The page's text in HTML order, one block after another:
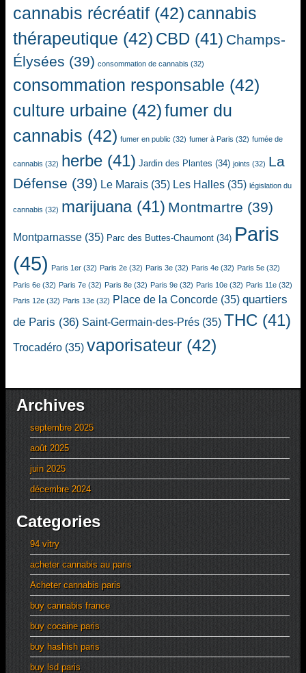
cannabis récréatif (42) cannabis
thérapeutique (42) CBD (41) Champs-
Élysées (39) consommation de cannabis (32)
consommation responsable (42)
culture urbaine (42)fumer du
cannabis (42) fumer en public (32) fumer à Paris (32) fumée de
cannabis (32) herbe (41) Jardin des Plantes (34) joints (32) La
Défense (39) Le Marais (35) Les Halles (35) législation du
cannabis (32) marijuana(41) Montmartre (39)
Montparnasse (35) Parc des Buttes-Chaumont (34) Paris
(45) Paris 1er (32) Paris 2e (32) Paris 3e (32) Paris 4e (32) Paris 5e (32)
Paris 6e (32) Paris 7e (32) Paris 8e (32) Paris 9e (32) Paris 10e (32) Paris 11e (32)
Paris 12e (32) Paris 13e (32) Place de la Concorde (35) quartiers
de Paris (36) Saint-Germain-des-Prés (35) THC (41)
Trocadéro (35) vaporisateur (42)
Archives
septembre 2025
août 2025
juin 2025
décembre 2024
Categories
94 vitry
acheter cannabis au paris
Acheter cannabis paris
buy cannabis france
buy cocaine paris
buy hashish paris
buy lsd paris